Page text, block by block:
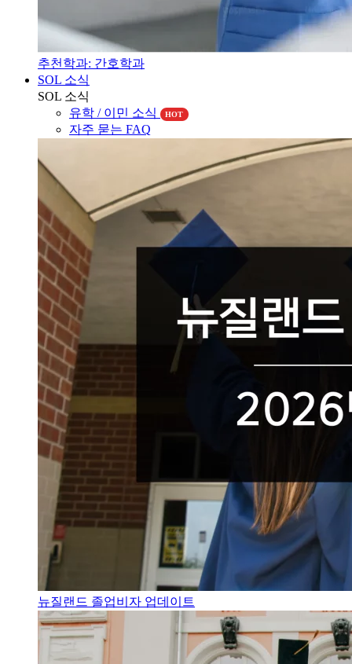
추천학과: 간호학과
SOL 소식
SOL 소식
유학 / 이민 소식
자주 묻는 FAQ
뉴질랜드 졸업비자 업데이트